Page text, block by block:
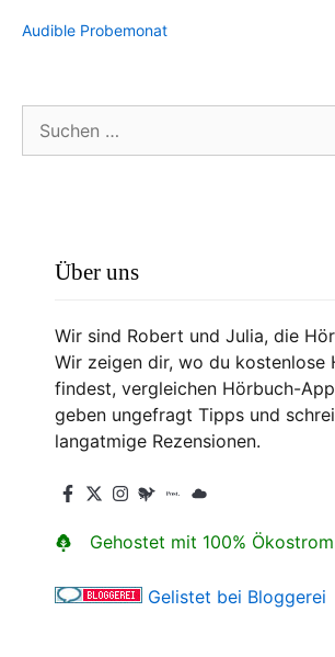
Audible Probemonat
nach:
Über uns
Wir sind Robert und Julia, die
Wir zeigen dir, wo du kostenlose
findest, vergleichen Hörbuch-
geben ungefragt Tipps und
langatmige Rezensionen.
Gehostet mit 100% Ökostrom
Gelistet bei Bloggerei